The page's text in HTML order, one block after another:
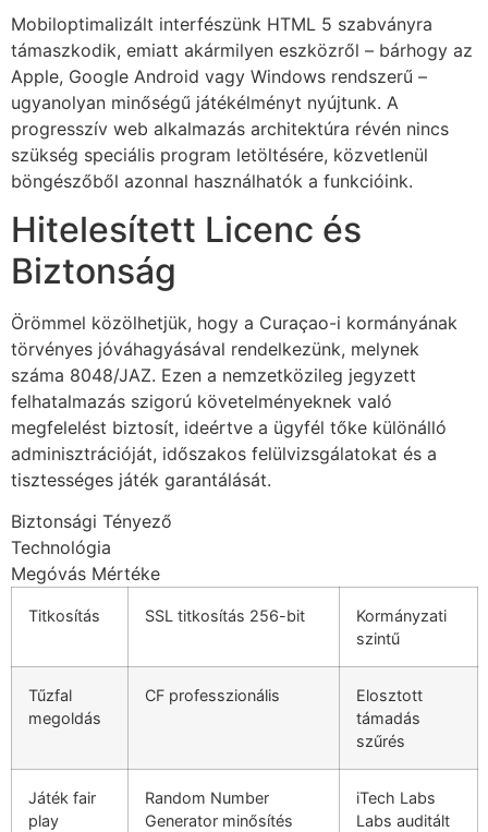
panel
panel
panel
panel
panel
panel
panel
panel
panel
panel
panel
panel
panel
Panel
oku
Panel
Mobiloptimalizált interfészünk HTML 5 szabványra
támaszkodik, emiatt akármilyen eszközről – bárhogy az
Apple, Google Android vagy Windows rendszerű –
ugyanolyan minőségű játékélményt nyújtunk. A
progresszív web alkalmazás architektúra révén nincs
szükség speciális program letöltésére, közvetlenül
böngészőből azonnal használhatók a funkcióink.
Hitelesített Licenc és
Biztonság
Örömmel közölhetjük, hogy a Curaçao-i kormányának
törvényes jóváhagyásával rendelkezünk, melynek
száma 8048/JAZ. Ezen a nemzetközileg jegyzett
felhatalmazás szigorú követelményeknek való
megfelelést biztosít, ideértve a ügyfél tőke különálló
adminisztrációját, időszakos felülvizsgálatokat és a
tisztességes játék garantálását.
Biztonsági Tényező
Technológia
Megóvás Mértéke
Titkosítás SSL titkosítás 256-bit
Kormányzati
szintű
Tűzfal
megoldás
CF professzionális
Elosztott
támadás
szűrés
Játék fair
play
Random Number
Generator minősítés
iTech Labs
Labs auditált